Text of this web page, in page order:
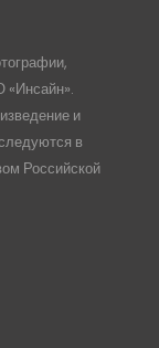
и
в
Российской